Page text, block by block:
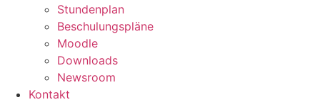
Stundenplan
Beschulungspläne
Moodle
Downloads
Newsroom
Kontakt